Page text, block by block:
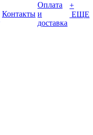
Контакты
Оплата
и
доставка
+
ЕЩЕ